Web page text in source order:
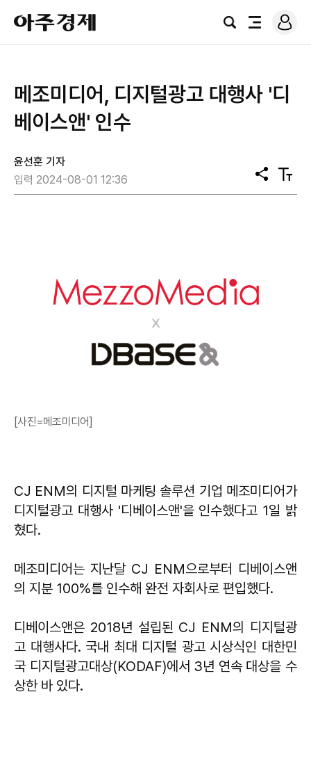
아
주
경
검
전
로
그
메조미디어, 디지털광고 대행사 '디
베이스앤' 인수
윤선훈 기자
입력 2024-08-01 12:36
공
유
텍
스
[사진=메조미디어]
CJ ENM의 디지털 마케팅 솔루션 기업 메조미디어가
디지털광고 대행사 '디베이스앤'을 인수했다고 1일 밝
혔다.
메조미디어는 지난달 CJ ENM으로부터 디베이스앤
의 지분 100%를 인수해 완전 자회사로 편입했다.
디베이스앤은 2018년 설립된 CJ ENM의 디지털광
고 대행사다. 국내 최대 디지털 광고 시상식인 대한민
국 디지털광고대상(KODAF)에서 3년 연속 대상을 수
상한 바 있다.